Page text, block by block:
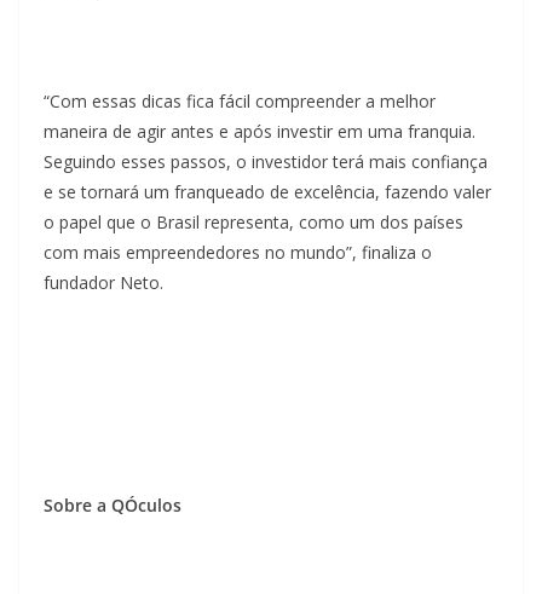
“Com essas dicas fica fácil compreender a melhor
maneira de agir antes e após investir em uma franquia.
Seguindo esses passos, o investidor terá mais confiança
e se tornará um franqueado de excelência, fazendo valer
o papel que o Brasil representa, como um dos países
com mais empreendedores no mundo”, finaliza o
fundador Neto.
Sobre a QÓculos